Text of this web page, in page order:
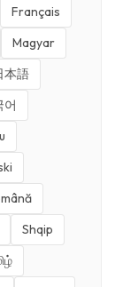
Français
Magyar
本語
어
Shqip